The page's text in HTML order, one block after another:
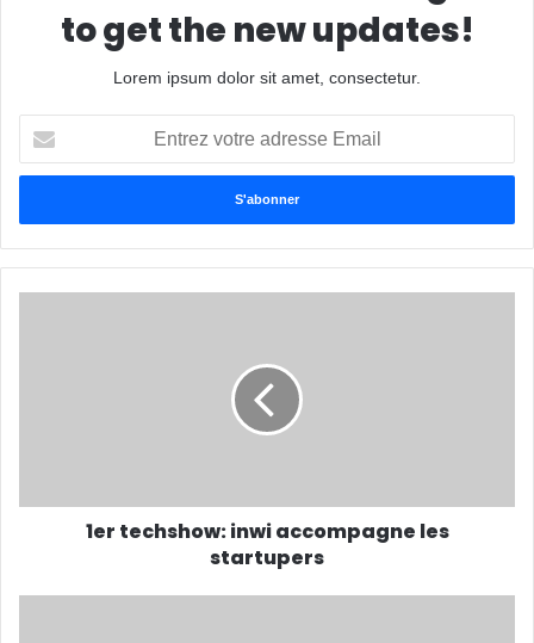
to get the new updates!
Lorem ipsum dolor sit amet, consectetur.
votre
adresse
1er techshow: inwi accompagne les
startupers